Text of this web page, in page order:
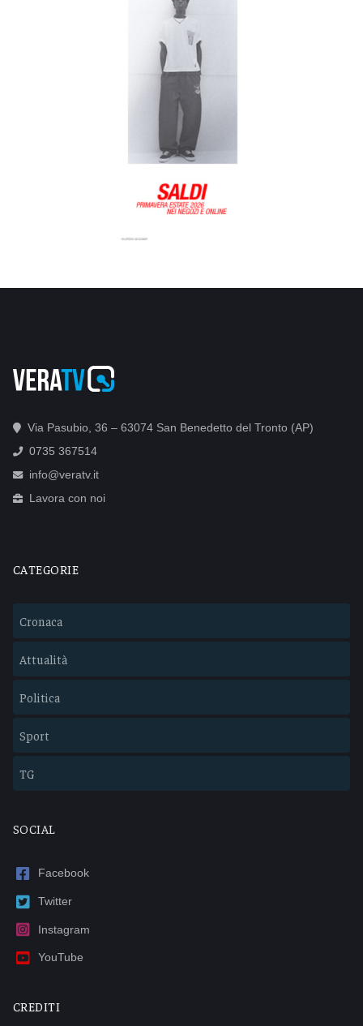
Via Pasubio, 36 – 63074 San Benedetto del Tronto (AP)
0735 367514
info@veratv.it
Lavora con noi
CATEGORIE
Cronaca
Attualità
Politica
Sport
TG
SOCIAL
Facebook
Twitter
Instagram
YouTube
CREDITI